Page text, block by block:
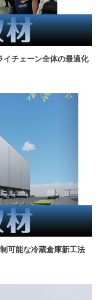
イチェーン全体の最適化
可能な冷蔵倉庫新工法